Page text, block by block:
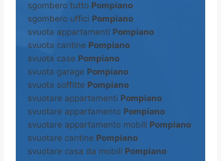
sgombero tutto Pompiano
sgombero uffici Pompiano
svuota appartamenti Pompiano
svuota cantine Pompiano
svuota case Pompiano
svuota garage Pompiano
svuota soffitte Pompiano
svuotare appartamenti Pompiano
svuotare appartamento Pompiano
svuotare appartamento mobili Pompiano
svuotare cantine Pompiano
svuotare casa da mobili Pompiano